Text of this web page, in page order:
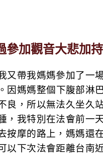
參加觀音大悲加
又帶我媽媽參加了一
因媽媽整個下腹部淋
良，所以無法久坐久
，我特別在法會前一
按摩的路上，媽媽還
以下次法會距離台南